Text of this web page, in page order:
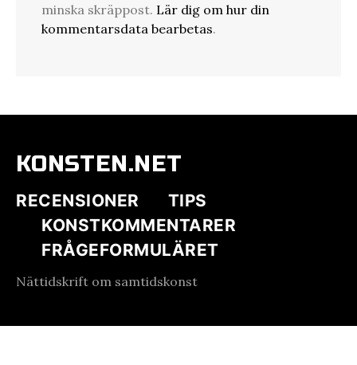
minska skräppost. Lär dig om hur din
kommentarsdata bearbetas.
KONSTEN.NET
RECENSIONER
TIPS
KONSTKOMMENTARER
FRÅGEFORMULÄRET
Nättidskrift om samtidskonst